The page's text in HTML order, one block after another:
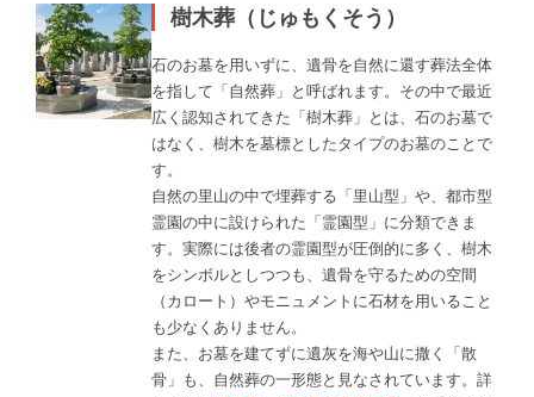
樹木葬（じゅもくそう）
石のお墓を用いずに、遺骨を自然に還す葬法全体
を指して「自然葬」と呼ばれます。その中で最近
広く認知されてきた「樹木葬」とは、石のお墓で
はなく、樹木を墓標としたタイプのお墓のことで
す。
自然の里山の中で埋葬する「里山型」や、都市型
霊園の中に設けられた「霊園型」に分類できま
す。実際には後者の霊園型が圧倒的に多く、樹木
をシンボルとしつつも、遺骨を守るための空間
（カロート）やモニュメントに石材を用いること
も少なくありません。
また、お墓を建てずに遺灰を海や山に撒く「散
骨」も、自然葬の一形態と見なされています。詳